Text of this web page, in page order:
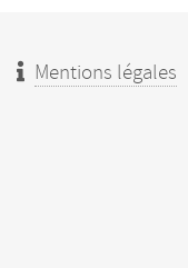
Mentions légales